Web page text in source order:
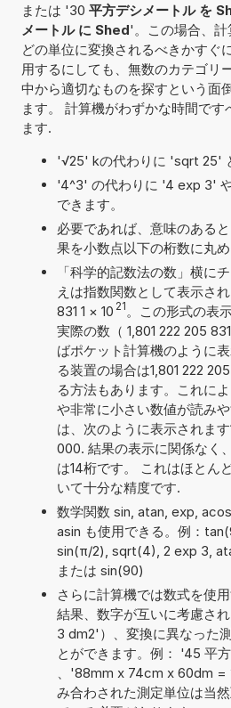
または '30 平方デシメートル を
メートル に Shed'。この場合、
どの単位に変換されるべきかすぐ
用するにしても、無数のカテゴリ
中から適切なものを探すという面
ます。 計算機がわずかな時間で
ます.
'√25' kの代わりに 'sqrt 25'
'4^3' の代わりに '4 exp 3'
できます。
必要であれば、意味のある
果を小数点以下の桁数に丸め
「科学的記数法の数」横に
えは指数関数として表示さ
831 1 × 10 21 。この形式の表
実際の数（ 1,801 222 205
ばポケット計算機のように
る装置の場合は1,801 222
る方法もあります。これに
や非常に小さい数値が読み
は、次のように表示されま
000. 結果の表示に関係なく
は14桁です。 これはほとん
いて十分な精度です.
数学関数 sin, atan, exp,
asin も使用できる。例：
sin(π/2), sqrt(4), 2 exp 3,
または sin(90)
さらに計算機では数式を使
結果、数字が互いに考慮さ
3 dm2'）、変換に異なった
とができます。例： '45 平
、'88mm x 74cm x 60dm
み合わされた測定単位は当